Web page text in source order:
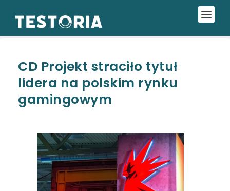
CD Projekt straciło tytuł
lidera na polskim rynku
gamingowym